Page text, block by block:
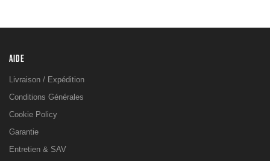
AIDE
Livraison / Expédition
Conditions Générales
Cookie Policy
Garantie
Entretien & SAV